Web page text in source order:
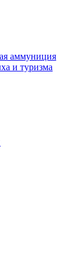
аммуниция
и туризма